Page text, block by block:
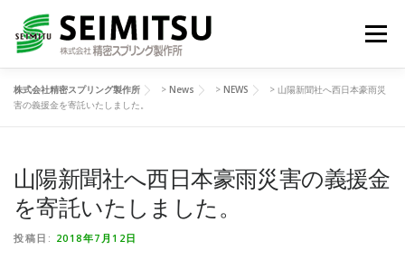
メニュー
HOME 技術紹介
生活の中の精密スプリング NEWS 会社情報
お問い合わせ
株式会社精密スプリング製作所 > News > NEWS > 山陽新聞社へ西日本豪雨災
害の義援金を寄託いたしました。
山陽新聞社へ西日本豪雨災害の義援金
を寄託いたしました。
投稿日: 2018年7月12日